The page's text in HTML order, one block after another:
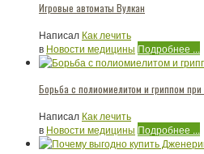
Игровые автоматы Вулкан
Написал Как лечить
в Новости медицины Подробнее ...
Борьба с полиомиелитом и гриппом
Написал Как лечить
в Новости медицины Подробнее ...